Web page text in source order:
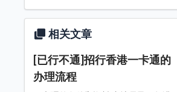
相关文章
[已行不通]招行香港一卡通的
办理流程